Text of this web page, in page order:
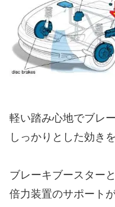
軽い踏み心地でブレ
しっかりとした効き
ブレーキブースター
倍力装置のサポート